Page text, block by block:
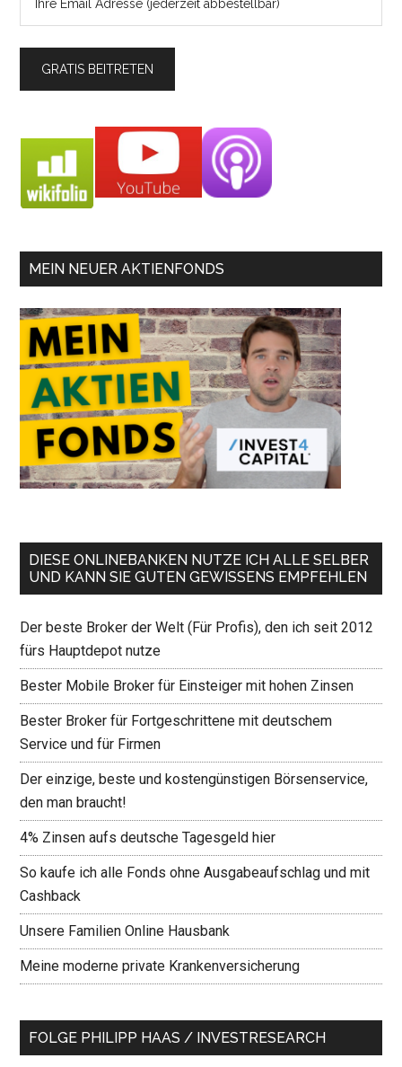
MEIN NEUER AKTIENFONDS
DIESE ONLINEBANKEN NUTZE ICH ALLE SELBER
UND KANN SIE GUTEN GEWISSENS EMPFEHLEN
Der beste Broker der Welt (Für Profis), den ich seit 2012
fürs Hauptdepot nutze
Bester Mobile Broker für Einsteiger mit hohen Zinsen
Bester Broker für Fortgeschrittene mit deutschem
Service und für Firmen
Der einzige, beste und kostengünstigen Börsenservice,
den man braucht!
4% Zinsen aufs deutsche Tagesgeld hier
So kaufe ich alle Fonds ohne Ausgabeaufschlag und mit
Cashback
Unsere Familien Online Hausbank
Meine moderne private Krankenversicherung
FOLGE PHILIPP HAAS / INVESTRESEARCH